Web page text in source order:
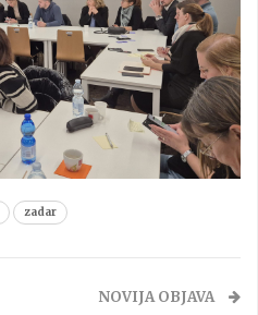
zadar
NOVIJA OBJAVA